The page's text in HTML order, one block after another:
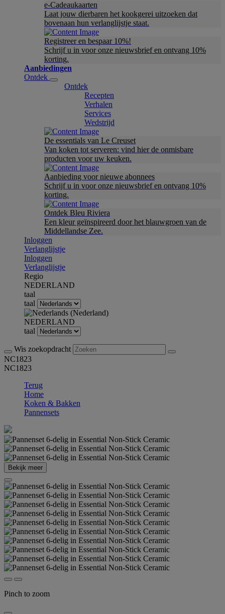
e-Cadeaukaarten
Laat jouw dierbaren het kookgerei uitzoeken dat
bovenaan hun verlanglijstje staat.
Registreer en bespaar 10%!
Schrijf u in voor onze nieuwsbrief en ontvang 10%
korting.
Aanbiedingen
Ontdek
Ontdek
Recepten
Verhalen
Services
Wedstrijd
De essentials van Le Creuset
Van koken tot serveren: vind hier de onmisbare
producten voor uw keuken.
Aanbieding voor nieuwe abonnees
Schrijf u in voor onze nieuwsbrief en ontvang 10%
korting.
Ontdek Bleu Riviera
Een kleur geïnspireerd door het blauwgroen van de
Middellandse Zee.
Inloggen
Verlanglijstje
Inloggen
Verlanglijstje
Regio
NEDERLAND
taal
taal
NEDERLAND
taal
Wis zoekopdracht
NC1823
NC1823
Terug
Home
Koken & Bakken
Pannensets
Bekijk meer
Pinch to zoom